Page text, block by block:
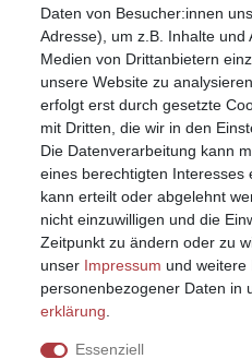
Registrieren
Anmelden (Login)
Warenkorb
Daten von Besucher:innen
Adresse), um z.B. Inhalte und
Medien von Drittanbietern
unsere Website zu
erfolgt erst durch gesetzte
mit Dritten, die wir in den
Die Datenverarbeitung kann
eines berechtigten Interesses
kann erteilt oder abgelehnt
nicht einzuwilligen und die
Zeitpunkt zu ändern oder zu
unser Impressum und weitere
personenbezogener Daten in
erklärung
Essenziell